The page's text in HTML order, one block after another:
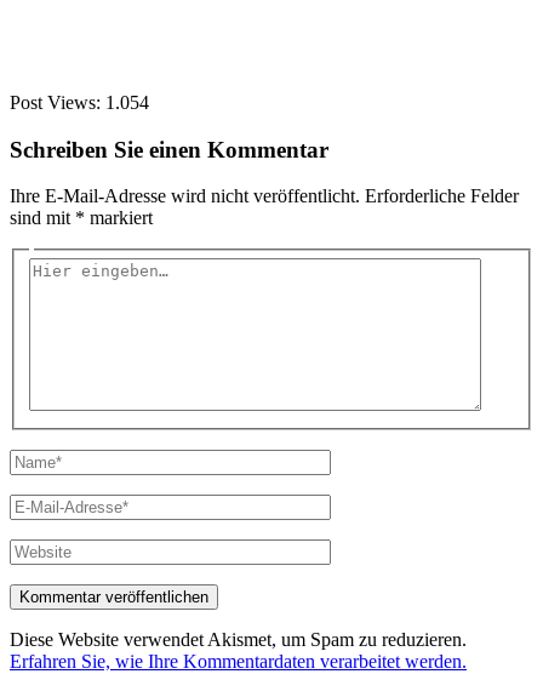
Post Views: 1.054
Schreiben Sie einen Kommentar
Ihre E-Mail-Adresse wird nicht veröffentlicht. Erforderliche Felder
sind mit * markiert
Hier
Name*
E-
Mail-
Adresse*
Website
Diese Website verwendet Akismet, um Spam zu reduzieren.
Erfahren Sie, wie Ihre Kommentardaten verarbeitet werden.